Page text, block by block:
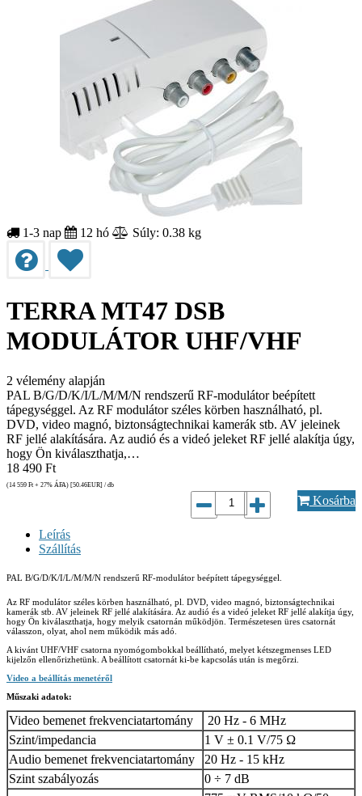
1-3 nap 12 hó Súly: 0.38 kg
TERRA MT47 DSB
MODULÁTOR UHF/VHF
2 vélemény alapján
PAL B/G/D/K/I/L/M/M/N rendszerű RF-modulátor beépített
tápegységgel. Az RF modulátor széles körben használható, pl.
DVD, video magnó, biztonságtechnikai kamerák stb. AV jeleinek
RF jellé alakítására. Az audió és a videó jeleket RF jellé alakítja úgy,
hogy Ön kiválaszthatja,…
18 490 Ft
(14 559 Ft + 27% ÁFA) [50.46EUR] / db
Kosárba
Leírás
Szállítás
PAL B/G/D/K/I/L/M/M/N rendszerű RF-modulátor beépített tápegységgel.
Az RF modulátor széles körben használható, pl. DVD, video magnó, biztonságtechnikai
kamerák stb. AV jeleinek RF jellé alakítására. Az audió és a videó jeleket RF jellé alakítja úgy,
hogy Ön kiválaszthatja, hogy melyik csatornán működjön. Természetesen üres csatornát
válasszon, olyat, ahol nem működik más adó.
A kivánt UHF/VHF csatorna nyomógombokkal beállítható, melyet kétszegmenses LED
kijelzőn ellenőrizhetünk. A beállított csatornát ki-be kapcsolás után is megőrzi.
Video a beállítás menetéről
Műszaki adatok:
Video bemenet frekvenciatartomány
20 Hz - 6 MHz
Szint/impedancia
1 V ± 0.1 V/75 Ω
Audio bemenet frekvenciatartomány
20 Hz - 15 kHz
Szint szabályozás
0 ÷ 7 dB